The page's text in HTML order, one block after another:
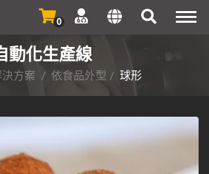
0
動化生產線
決方案 / 依食品外型 / 球形